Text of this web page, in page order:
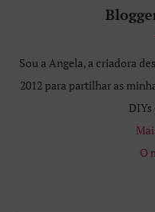
Sou a Angela, a criadora
2012 para partilhar as
O